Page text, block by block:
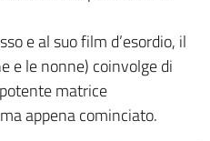
e al suo film d’esordio, il
e le nonne) coinvolge di
matrice
appena cominciato.